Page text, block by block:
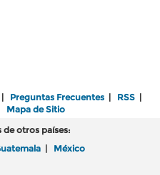
| Preguntas Frecuentes | RSS |
Mapa de Sitio
de otros países:
| México